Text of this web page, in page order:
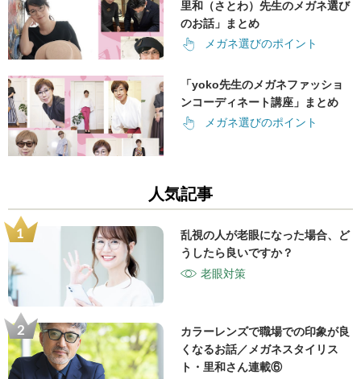
里和（さとわ）先生のメガネ選び
のお話」まとめ
メガネ選びのポイント
「yoko先生のメガネファッショ
ンコーディネート講座」まとめ
メガネ選びのポイント
人気記事
乱視の人が老眼になった場合、ど
うしたら良いですか？
老眼対策
カラーレンズで職場での印象が良
くなるお話／メガネスタイリス
ト・里和さん連載⑥